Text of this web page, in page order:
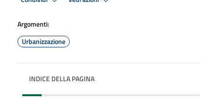
Argomenti:
Urbanizzazione
INDICE DELLA PAGINA